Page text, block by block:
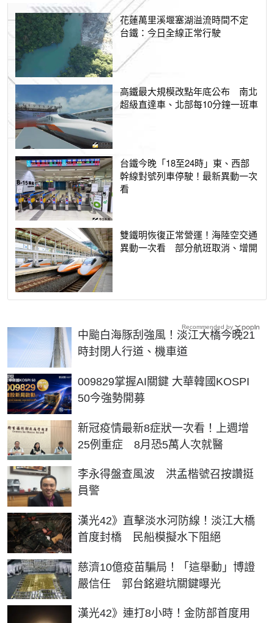
花蓮萬里溪堰塞湖溢流時間不定
台鐵：今日全線正常行駛
高鐵最大規模改點年底公布 南北
超級直達車、北部每10分鐘一班車
台鐵今晚「18至24時」東、西部
幹線對號列車停駛！最新異動一次
看
雙鐵明恢復正常營運！海陸空交通
異動一次看 部分航班取消、增開
中颱白海豚刮強風！淡江大橋今晚21
時封閉人行道、機車道
009829掌握AI關鍵 大華韓國KOSPI
50今強勢開募
PR
新冠疫情最新8症狀一次看！上週增
25例重症 8月恐5萬人次就醫
李永得盤查風波 洪孟楷號召按讚挺
員警
漢光42》直擊淡水河防線！淡江大橋
首度封橋 民船模擬水下阻絕
慈濟10億疫苗騙局！「這舉動」博證
嚴信任 郭台銘避坑關鍵曝光
漢光42》連打8小時！金防部首度用
Recommended by